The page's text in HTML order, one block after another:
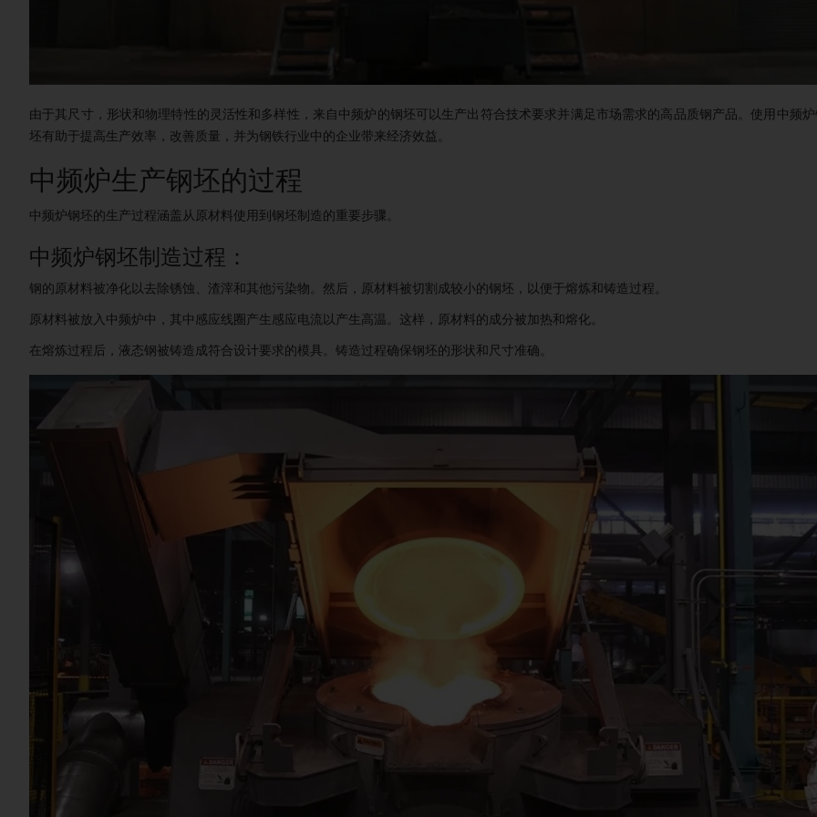
由于其尺寸，形状和物理特性的灵活性和多样性，来自中频炉的钢坯可以生产出符合技术要求并满足市场需求的高品质钢产品。使用中频
坯有助于提高生产效率，改善质量，并为钢铁行业中的企业带来经济效益。
中频炉生产钢坯的过程
中频炉钢坯的生产过程涵盖从原材料使用到钢坯制造的重要步骤。
中频炉钢坯制造过程：
钢的原材料被净化以去除锈蚀、渣滓和其他污染物。然后，原材料被切割成较小的钢坯，以便于熔炼和铸造过程。
原材料被放入中频炉中，其中感应线圈产生感应电流以产生高温。这样，原材料的成分被加热和熔化。
在熔炼过程后，液态钢被铸造成符合设计要求的模具。铸造过程确保钢坯的形状和尺寸准确。